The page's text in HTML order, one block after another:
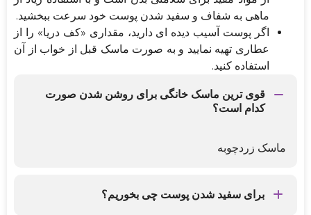
ماهی به شفاف و سفید شدن پوست خود سرعت ببخشید.
اگر پوست آسیب دیده ای دارید، مقداری «کف دریا» را از
عطاری تهیه نمایید و به صورت ماسک قبل از خواب از آن
استفاده کنید.
قوی ترین ماسک خانگی برای روشن شدن صورت
کدام است؟
ماسک زردچوبه
برای سفید شدن پوست چی بخوریم؟